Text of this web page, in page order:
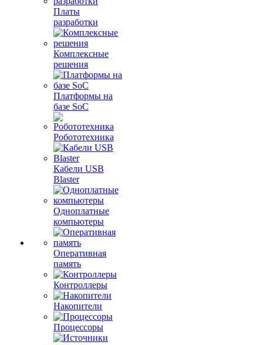
Платы
разработки
Комплексные
решения
Платформы на
базе SoC
Робототехника
Кабели USB
Blaster
Одноплатные
компьютеры
Оперативная
память
Контроллеры
Накопители
Процессоры